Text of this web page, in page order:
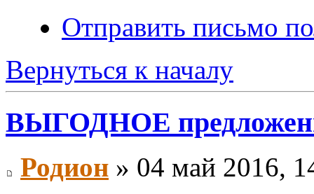
Отправить письмо
Вернуться к началу
ВЫГОДНОЕ
Родион » 04 май 2016,